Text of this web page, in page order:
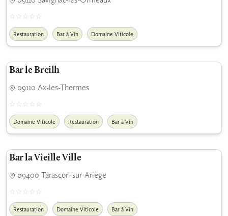
Restauration Bar à Vin Domaine Viticole
Bar le Breilh
09110 Ax-les-Thermes
Domaine Viticole Restauration Bar à Vin
Bar la Vieille Ville
09400 Tarascon-sur-Ariège
Restauration Domaine Viticole Bar à Vin